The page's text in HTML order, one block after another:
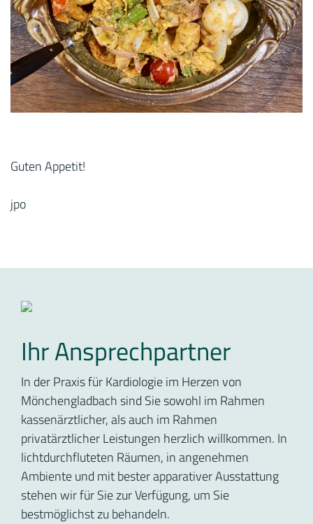
Guten Appetit!
jpo
Ihr Ansprechpartner
In der Praxis für Kardiologie im Herzen von
Mönchengladbach sind Sie sowohl im Rahmen
kassenärztlicher, als auch im Rahmen
privatärztlicher Leistungen herzlich willkommen. In
lichtdurchfluteten Räumen, in angenehmen
Ambiente und mit bester apparativer Ausstattung
stehen wir für Sie zur Verfügung, um Sie
bestmöglichst zu behandeln.